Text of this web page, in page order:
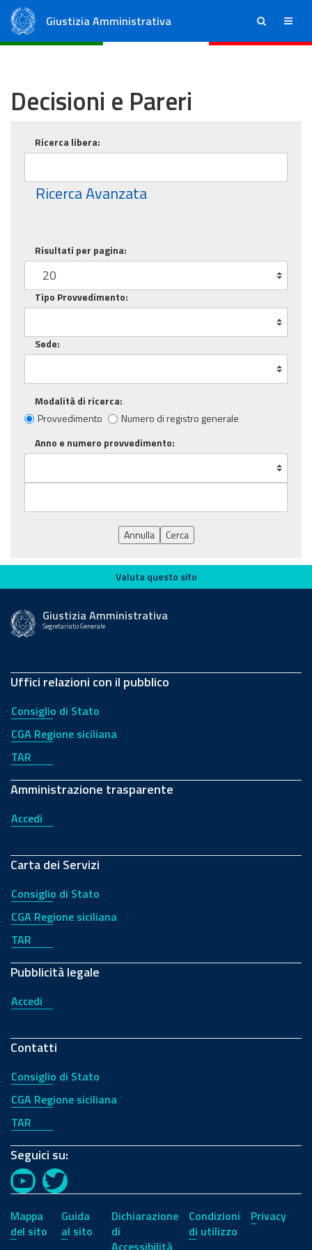
Giustizia Amministrativa ricerca menu
Decisioni e Pareri
Ricerca base
Ricerca libera:
Ricerca Avanzata
Risultati per pagina:
Tipo Provvedimento:
Sede:
Modalità di ricerca:
Provvedimento
Numero di registro generale
Anno e numero provvedimento:
Annulla Cerca
Valuta questo sito
Valuta questo sito
Giustizia Amministrativa
Segretariato Generale
Uffici relazioni con il pubblico
Consiglio di Stato
CGA Regione siciliana
TAR
Amministrazione trasparente
Accedi
Carta dei Servizi
Consiglio di Stato
CGA Regione siciliana
TAR
Pubblicità legale
Accedi
Contatti
Consiglio di Stato
CGA Regione siciliana
TAR
Seguici su:
YouTubeTwitter
Mappa
del sito
Guida
al sito
Dichiarazione
di
Accessibilità
Condizioni
di utilizzo
Privacy